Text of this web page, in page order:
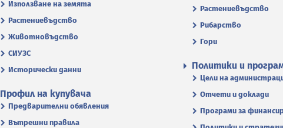
Използване на земята
Растениевъдство
Животновъдство
СИУЗС
Исторически данни
Растениевъдство
Рибарство
Гори
Политики и
Цели на
Отчети и доклади
Програми за
Профил на купувача
Предварителни обявления
Вътрешни правила